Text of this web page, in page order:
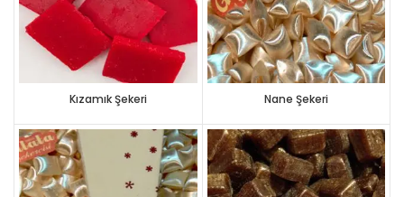
Kızamık Şekeri Nane Şekeri